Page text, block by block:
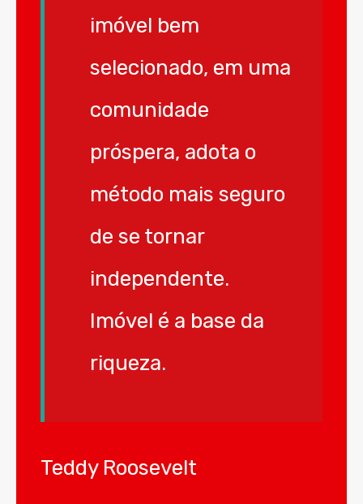
imóvel bem
selecionado, em uma
comunidade
próspera, adota o
método mais seguro
de se tornar
independente.
Imóvel é a base da
riqueza.
Teddy Roosevelt